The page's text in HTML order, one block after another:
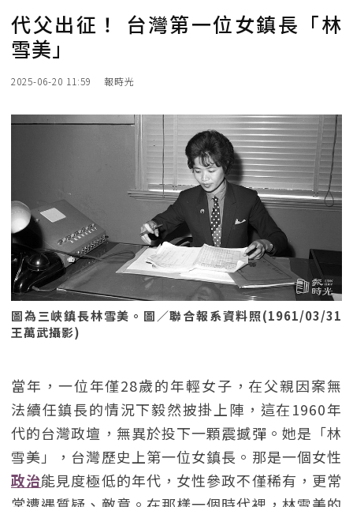
代父出征！ 台灣第一位女鎮長「林
雪美」
2025-06-20 11:59 報時光
圖為三峽鎮長林雪美。圖／聯合報系資料照(1961/03/31
王萬武攝影)
當年，一位年僅28歲的年輕女子，在父親因案無
法續任鎮長的情況下毅然披掛上陣，這在1960年
代的台灣政壇，無異於投下一顆震撼彈。她是「林
雪美」，台灣歷史上第一位女鎮長。那是一個女性
政治能見度極低的年代，女性參政不僅稀有，更常